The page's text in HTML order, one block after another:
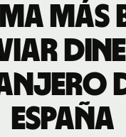
más
España